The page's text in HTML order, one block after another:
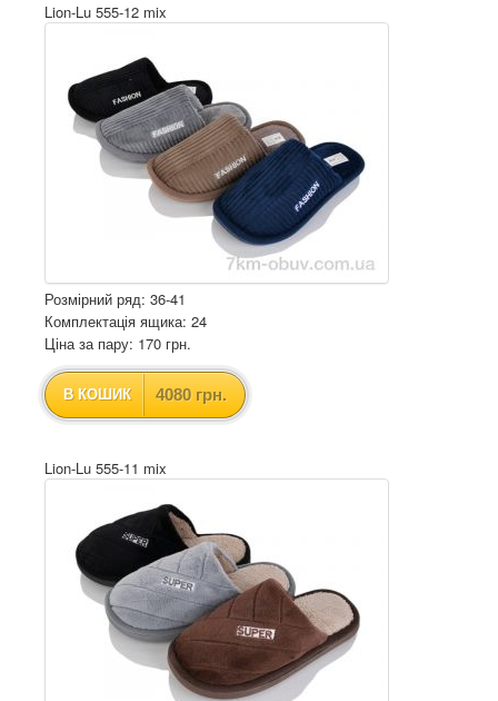
Lion-Lu 555-12 mix
Розмірний ряд: 36-41
Комплектація ящика: 24
Ціна за пару: 170 грн.
В КОШИК 4080 грн.
Lion-Lu 555-11 mix